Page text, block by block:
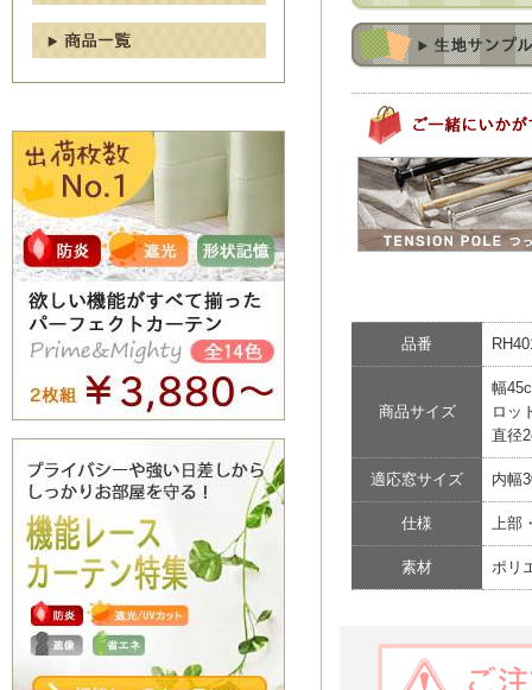
品番
商品サイズ
幅
ロッ
直径
適応窓サイズ 内幅
仕様 上部
素材 ポリ